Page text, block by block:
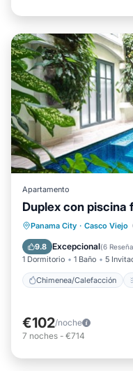
Apartamento
Duplex con piscina
Panama City · Casco Viejo
9.8 Excepcional(6
1 Dormitorio 1 Baño 5
Chimenea/Calefacción
Chimenea/
Balcón/Terraza
€102/noche
7 noches - €714